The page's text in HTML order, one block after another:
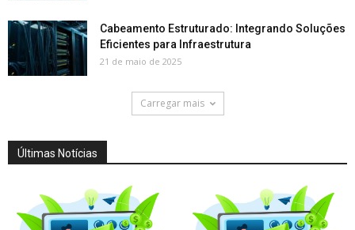
Cabeamento Estruturado: Integrando Soluções
Eficientes para Infraestrutura
21 de maio de 2025
Carregar mais
Últimas Notícias